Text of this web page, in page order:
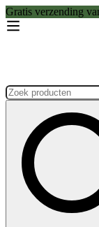
Gratis verzending
Zoeken: